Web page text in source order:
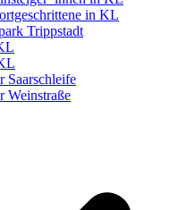
in KL
Trippstadt
Saarschleife
Weinstraße